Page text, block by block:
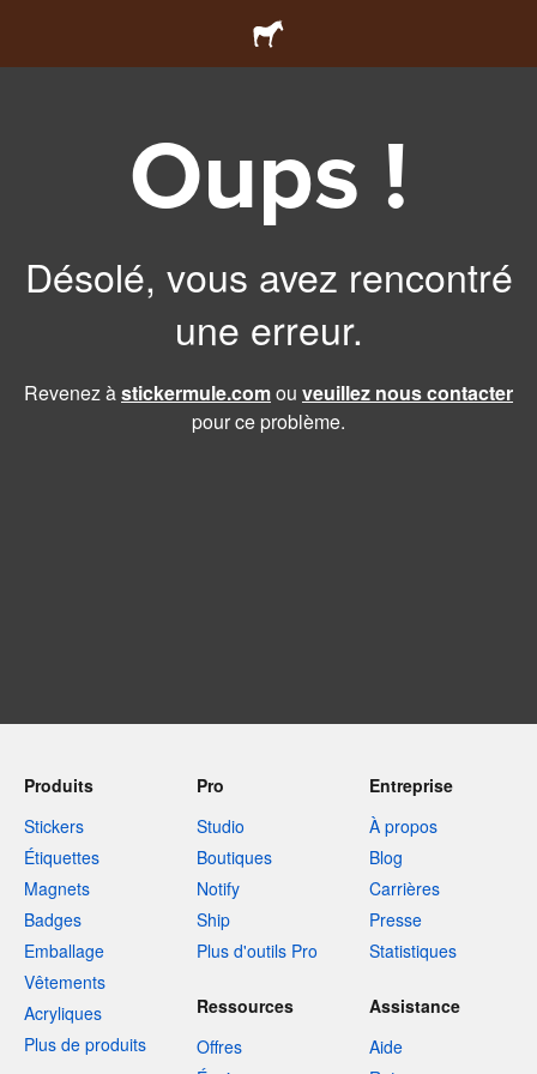
Oups !
Désolé, vous avez rencontré
une erreur.
Revenez àstickermule.comou veuillez nous contacter
pour ce problème.
Produits
Stickers
Étiquettes
Magnets
Badges
Emballage
Vêtements
Acryliques
Plus de produits
Pro
Studio
Boutiques
Notify
Ship
Plus d'outils Pro
Entreprise
À propos
Blog
Carrières
Presse
Statistiques
Ressources
Offres
Assistance
Aide